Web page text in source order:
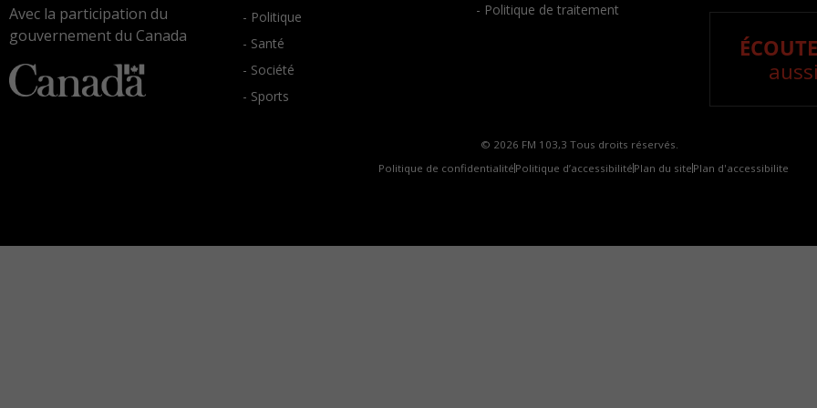
Avec la participation du
gouvernement du Canada
- Politique
- Santé
- Société
- Sports
- Politique de traitement
© 2026 FM 103,3 Tous droits réservés.
Politique de confidentialité Politique d’accessibilité Plan du site Plan d'accessibilite